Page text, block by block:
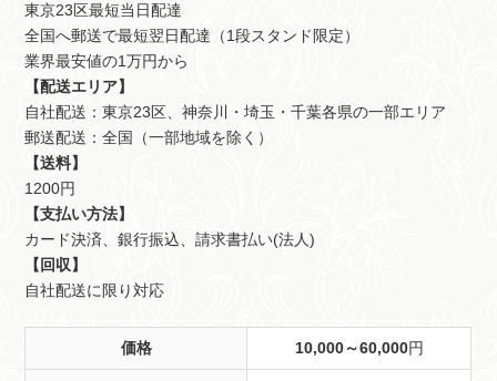
東京23区最短当日配達
全国へ郵送で最短翌日配達（1段スタンド限定）
業界最安値の1万円から
【配送エリア】
自社配送：東京23区、神奈川・埼玉・千葉各県の一部エリア
郵送配送：全国（一部地域を除く）
【送料】
1200円
【支払い方法】
カード決済、銀行振込、請求書払い(法人)
【回収】
自社配送に限り対応
価格 10,000～60,000円